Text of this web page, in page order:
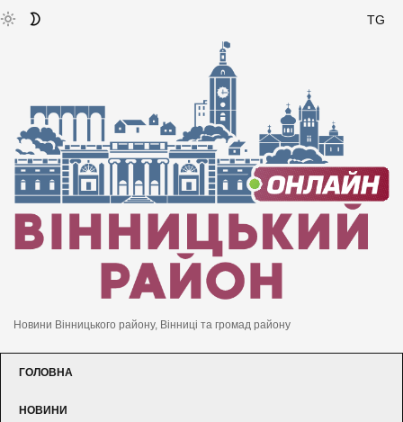
TG
Новини Вінницького району, Вінниці та громад району
ГОЛОВНА
НОВИНИ